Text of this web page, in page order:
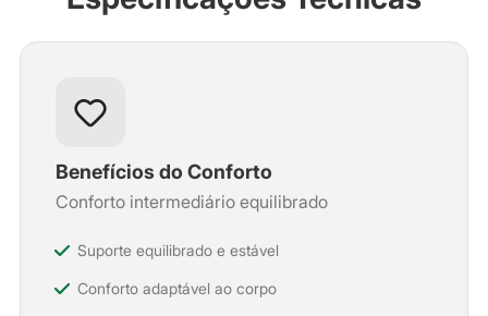
Benefícios do Conforto
Conforto intermediário equilibrado
Suporte equilibrado e estável
Conforto adaptável ao corpo